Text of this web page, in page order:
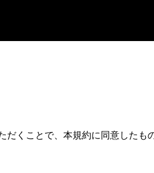
くことで、本規約に同意したも